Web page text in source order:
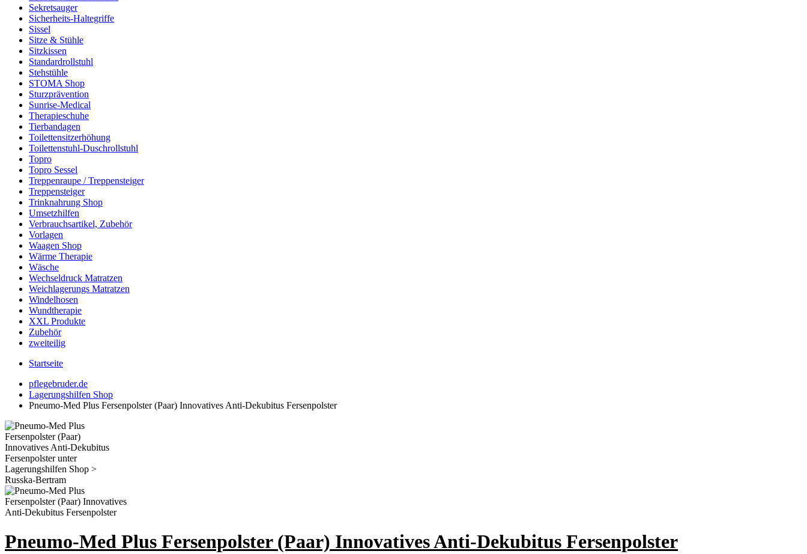
Sekretsauger
Sicherheits-Haltegriffe
Sissel
Sitze & Stühle
Sitzkissen
Standardrollstuhl
Stehstühle
STOMA Shop
Sturzprävention
Sunrise-Medical
Therapieschuhe
Tierbandagen
Toilettensitzerhöhung
Toilettenstuhl-Duschrollstuhl
Topro
Topro Sessel
Treppenraupe / Treppensteiger
Treppensteiger
Trinknahrung Shop
Umsetzhilfen
Verbrauchsartikel, Zubehör
Vorlagen
Waagen Shop
Wärme Therapie
Wäsche
Wechseldruck Matratzen
Weichlagerungs Matratzen
Windelhosen
Wundtherapie
XXL Produkte
Zubehör
zweiteilig
Startseite
pflegebruder.de
Lagerungshilfen Shop
Pneumo-Med Plus Fersenpolster (Paar) Innovatives Anti-Dekubitus Fersenpolster
Pneumo-Med Plus Fersenpolster (Paar) Innovatives Anti-Dekubitus Fersenpolster